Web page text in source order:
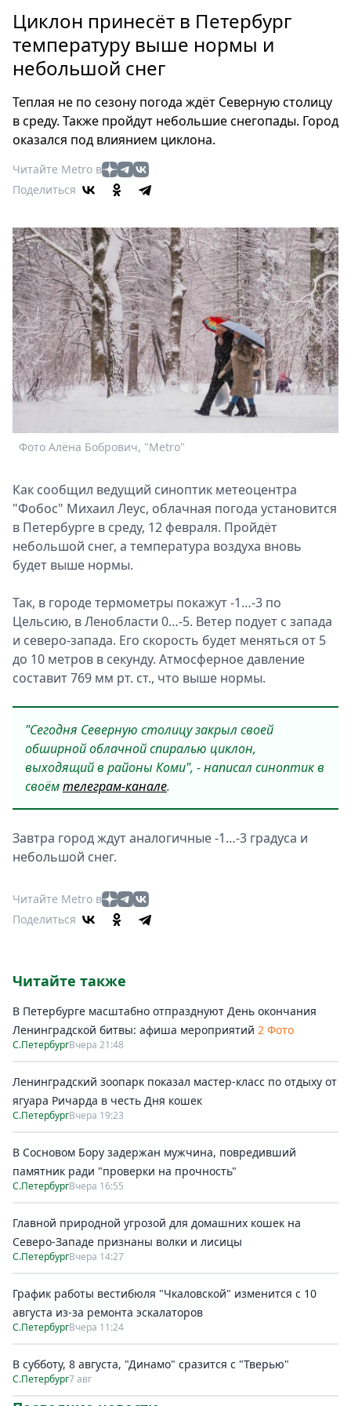
Россия
Мир
Здоровье
Туризм
Мода
Кино
Афиша
Выставки
Пресс-
релизы
О
Metro
Стримы
Спецпроекты
Звезды
Скачай
Циклон принесёт в Петербург
температуру выше нормы и
небольшой снег
Теплая не по сезону погода ждёт Северную столицу
в среду. Также пройдут небольшие снегопады. Город
оказался под влиянием циклона.
Читайте Metro в
Поделиться
Фото Алёна Бобрович, "Metro"
Как сообщил ведущий синоптик метеоцентра
"Фобос" Михаил Леус, облачная погода установится
в Петербурге в среду, 12 февраля. Пройдёт
небольшой снег, а температура воздуха вновь
будет выше нормы.
Так, в городе термометры покажут -1…-3 по
Цельсию, в Ленобласти 0…-5. Ветер подует с запада
и северо-запада. Его скорость будет меняться от 5
до 10 метров в секунду. Атмосферное давление
составит 769 мм рт. ст., что выше нормы.
"Сегодня Северную столицу закрыл своей
обширной облачной спиралью циклон,
выходящий в районы Коми", - написал синоптик в
своёмтелеграм-канале.
Завтра город ждут аналогичные -1…-3 градуса и
небольшой снег.
Читайте Metro в
Поделиться
Читайте также
В Петербурге масштабно отпразднуют День окончания
Ленинградской битвы: афиша мероприятий 2 Фото
С.ПетербургВчера 21:48
Ленинградский зоопарк показал мастер-класс по отдыху от
ягуара Ричарда в честь Дня кошек
С.ПетербургВчера 19:23
В Сосновом Бору задержан мужчина, повредивший
памятник ради "проверки на прочность"
С.ПетербургВчера 16:55
Главной природной угрозой для домашних кошек на
Северо-Западе признаны волки и лисицы
С.ПетербургВчера 14:27
График работы вестибюля "Чкаловской" изменится с 10
августа из-за ремонта эскалаторов
С.ПетербургВчера 11:24
В субботу, 8 августа, "Динамо" сразится с "Тверью"
С.Петербург7 авг